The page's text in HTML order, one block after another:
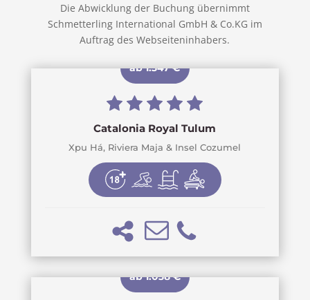
Die Abwicklung der Buchung übernimmt
Schmetterling International GmbH & Co.KG im
Auftrag des Webseiteninhabers.
ab 1.347 €
Catalonia Royal Tulum
Xpu Há, Riviera Maja & Insel Cozumel
ab 1.038 €